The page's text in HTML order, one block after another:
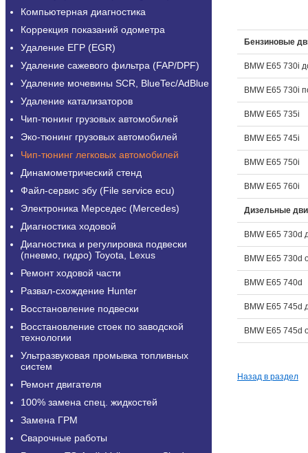
Компьютерная диагностика
Коррекция показаний одометра
Удаление ЕГР (EGR)
Удаление сажевого фильтра (FAP/DPF)
Удаление мочевины SCR, BlueTec/AdBlue
Удаление катализаторов
Чип-тюнинг грузовых автомобилей
Эко-тюнинг грузовых автомобилей
Чип-тюнинг легковых автомобилей
Динамометрический стенд
Файл-сервис эбу (File service ecu)
Электроника Мерседес (Mercedes)
Диагностика ходовой
Диагностика и регулировка подвески
(пневмо, гидро) Toyota, Lexus
Ремонт ходовой части
Развал-схождение Hunter
Восстановление подвески
Восстановление стоек по заводской
технологии
Ультразвуковая промывка топливных
систем
Ремонт двигателя
100% замена спец. жидкостей
Замена ГРМ
Сварочные работы
Бензиновые
BMW E65 730i
BMW E65 730i
BMW E65 735i
BMW E65 745i
BMW E65 750i
BMW E65 760i
Дизельные
BMW E65 730d
BMW E65 730d
BMW E65 740d
BMW E65 745d
BMW E65 745d
Назад в раздел